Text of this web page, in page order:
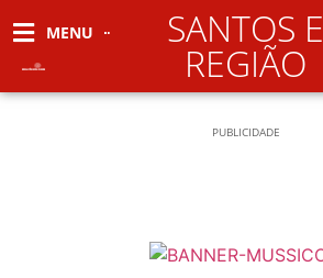
MENU SANTOS E
REGIÃO
PUBLICIDADE